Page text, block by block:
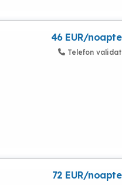
46 EUR/noapte
Telefon validat
72 EUR/noapte